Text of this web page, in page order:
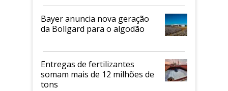
Bayer anuncia nova geração
da Bollgard para o algodão
Entregas de fertilizantes
somam mais de 12 milhões de
tons